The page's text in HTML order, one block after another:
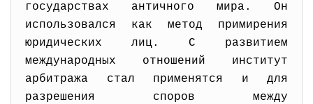
государствах античного мира. Он
использовался как метод примирения
юридических лиц. С развитием
международных отношений институт
арбитража стал применятся и для
разрешения споров между